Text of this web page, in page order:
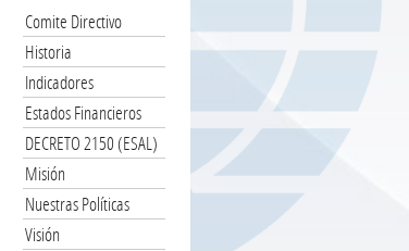
Comite Directivo
Historia
Indicadores
Estados Financieros
DECRETO 2150 (ESAL)
Misión
Nuestras Políticas
Visión